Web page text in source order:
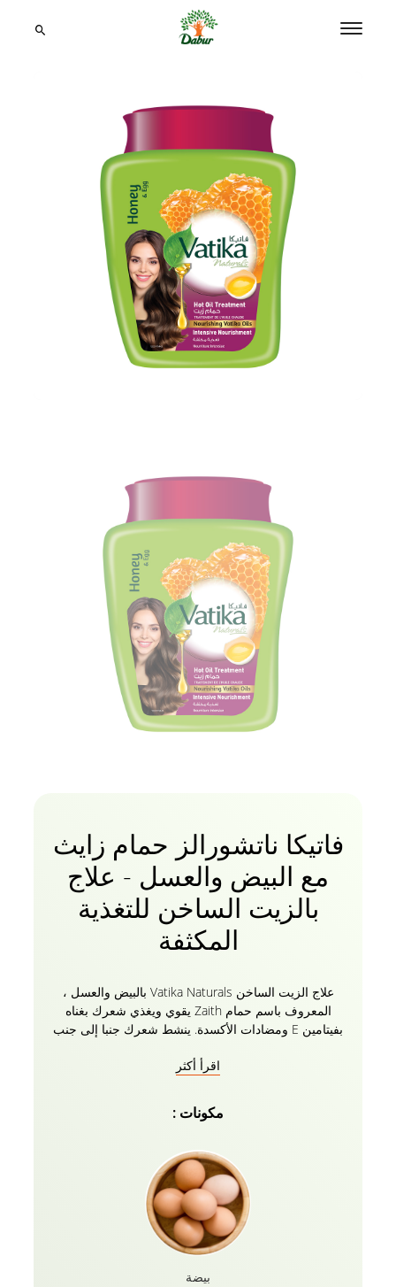
فاتيكا ناتشورالز حمام زايث
مع البيض والعسل - علاج
بالزيت الساخن للتغذية
المكثفة
علاج الزيت الساخن Vatika Naturals بالبيض والعسل ،
المعروف باسم حمام Zaith يقوي ويغذي شعرك بغناه
بفيتامين E ومضادات الأكسدة. ينشط شعرك جنبا إلى جنب
تساقط الشعر. البيض والعسل والخروع والنخاع لنمو الشعر
تكسر ، وتصلحها من الجفاف والأضرار إلى ناعمة ولامعة
ومليئة بالحجم. قناع الشعر مصنوع خصيصا للشعر التالف أو
المصنوعة من الألياف الدقيقة من التجعد والكسر
والأطراف المتقصفة. تحقق من مجموعتنا الكاملة واعثر
على الأنسب لك.
اقرأ أكثر
مكونات :
بيضة